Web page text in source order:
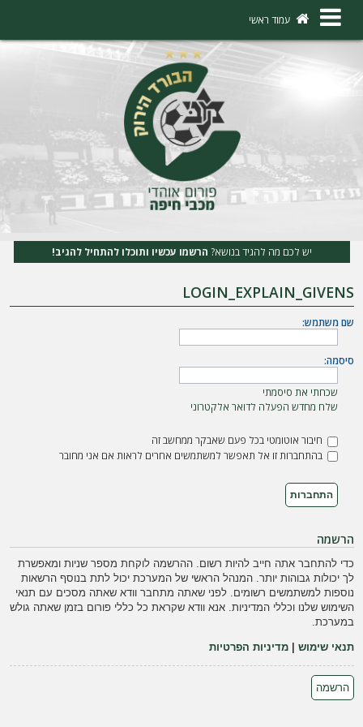
×
ו
ר
ש
ה
עמוד ראשי
יש לכם מה להגיד בנושא? הרשמו עכשיו ותוכלו להתחיל להגיב!
LOGIN_EXPLAIN_GIVENS
שם משתמש:
סיסמה:
שכחתי את סיסמתי
שלח מחדש הפעלה לדואר אלקטרוני
חיבור אוטומטי בכל פעם שאבקר ממחשב זה
בהתחברות זו אל תאפשר למשתמשים אחרים לראות אם אני מחובר
הרשמה
כדי להתחבר אתה חייב להיות רשום. ההרשמה לוקחת מספר שניות ומאפשרת
לך יכולות גבוהות יותר. המנהל הראשי של המערכת יכול לתת בנוסף הרשאות
נוספות למשתמשים רשומים. לפני שאתה מתחבר וודא שאתה מסכים עם תנאי
השימוש שלנו וכללי המדיניות. אנא וודא שקראת כל כללי פורום בזמן שאתה גולש
במערכת.
תנאי שימוש |מדיניות הפרטיות
הרשמה